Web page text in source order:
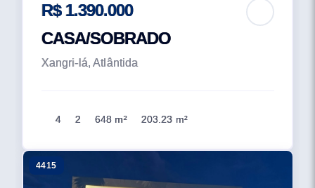
R$ 1.390.000
CASA/SOBRADO
Xangri-lá, Atlântida
4 2 648 m² 203.23 m²
4415